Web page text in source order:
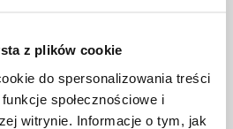
z plików cookie
do spersonalizowania treści
społecznościowe i
witrynie. Informacje o tym, jak